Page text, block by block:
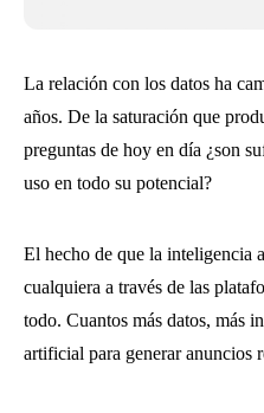
La relación con los datos ha
años. De la saturación que
preguntas de hoy en día ¿son
uso en todo su potencial?
El hecho de que la inteligencia
cualquiera a través de las
todo. Cuantos más datos, más
artificial para generar anuncios